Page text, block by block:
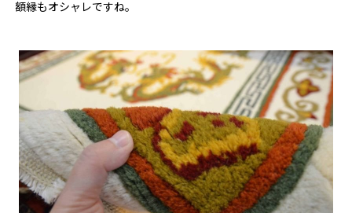
額縁もオシャレですね。